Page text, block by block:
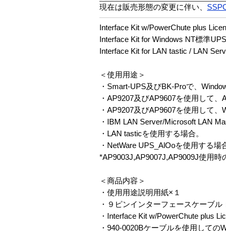
現在は販売形態の変更に伴い、
Interface Kit w/PowerChute plus
Interface Kit for Windows NT標準
Interface Kit for LAN tastic / LAN
＜使用用途＞
・Smart-UPS及びBK-Proで、
・AP9207及びAP9607を使用して
・AP9207及びAP9607を使用して
・IBM LAN Server/Microsoft LAN
・LAN tasticを使用する場合。
・NetWare UPS_AlOoを使用する場
*AP9003J,AP9007J,AP9009J使用時
＜商品内容＞
・使用用途説明用紙×１
・９ピンインターフェースケーブ
・Interface Kit w/PowerChute plus
・940-0020Bケーブルを使用して